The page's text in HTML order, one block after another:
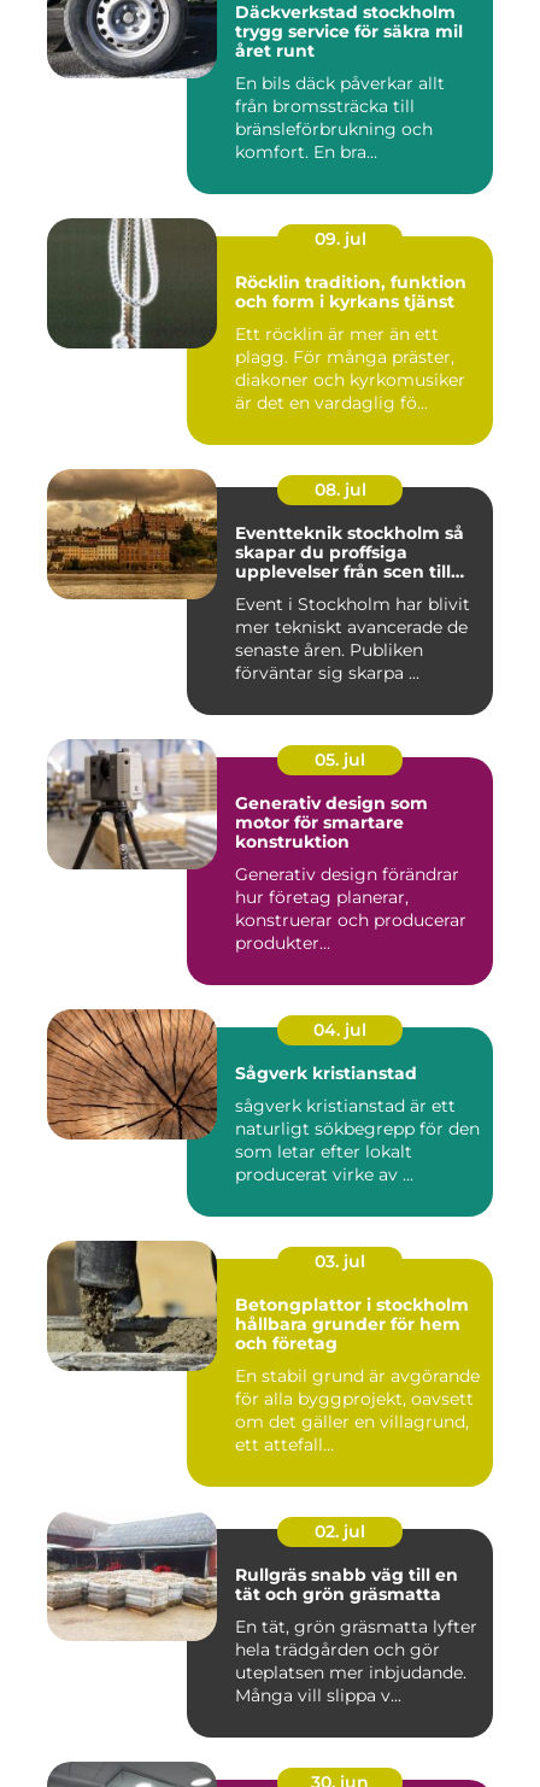
Däckverkstad stockholm
trygg service för säkra mil
året runt
En bils däck påverkar allt
från bromssträcka till
bränsleförbrukning och
komfort. En bra
09. jul
Röcklin tradition, funktion
och form i kyrkans tjänst
Ett röcklin är mer än ett
plagg. För många präster,
diakoner och kyrkomusiker
är det en vardaglig fö...
08. jul
Eventteknik stockholm så
skapar du proffsiga
upplevelser från scen till
Event i Stockholm har blivit
mer tekniskt avancerade de
senaste åren. Publiken
förväntar sig skarpa ...
05. jul
Generativ design som
motor för smartare
konstruktion
Generativ design förändrar
hur företag planerar,
konstruerar och producerar
produkter...
04. jul
Sågverk kristianstad
sågverk kristianstad är ett
naturligt sökbegrepp för den
som letar efter lokalt
producerat virke av ...
03. jul
Betongplattor i stockholm
hållbara grunder för hem
och företag
En stabil grund är avgörande
för alla byggprojekt, oavsett
om det gäller en villagrund,
ett attefall...
02. jul
Rullgräs snabb väg till en
tät och grön gräsmatta
En tät, grön gräsmatta lyfter
hela trädgården och gör
uteplatsen mer inbjudande.
Många vill slippa v...
30. jun